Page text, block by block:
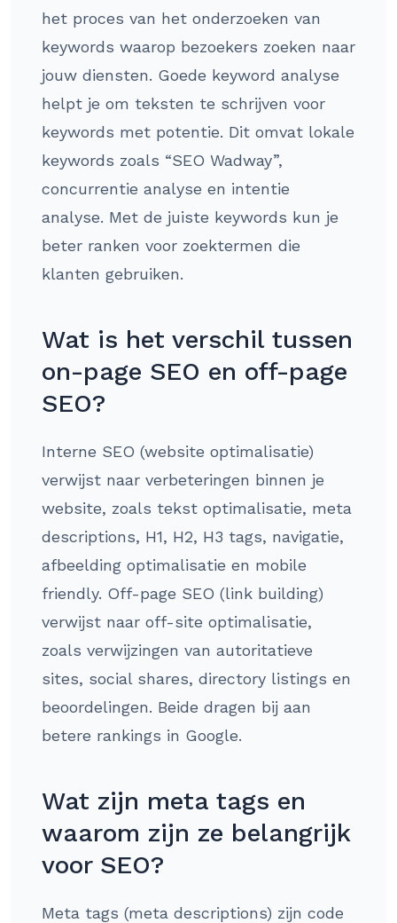
het proces van het onderzoeken van
keywords waarop bezoekers zoeken naar
jouw diensten. Goede keyword analyse
helpt je om teksten te schrijven voor
keywords met potentie. Dit omvat lokale
keywords zoals “SEO Wadway”,
concurrentie analyse en intentie
analyse. Met de juiste keywords kun je
beter ranken voor zoektermen die
klanten gebruiken.
Wat is het verschil tussen
on-page SEO en off-page
SEO?
Interne SEO (website optimalisatie)
verwijst naar verbeteringen binnen je
website, zoals tekst optimalisatie, meta
descriptions, H1, H2, H3 tags, navigatie,
afbeelding optimalisatie en mobile
friendly. Off-page SEO (link building)
verwijst naar off-site optimalisatie,
zoals verwijzingen van autoritatieve
sites, social shares, directory listings en
beoordelingen. Beide dragen bij aan
betere rankings in Google.
Wat zijn meta tags en
waarom zijn ze belangrijk
voor SEO?
Meta tags (meta descriptions) zijn code